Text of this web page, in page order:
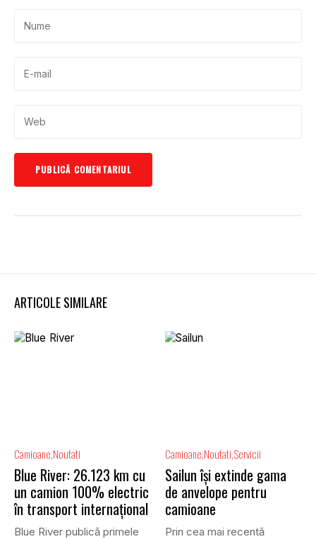
ARTICOLE SIMILARE
Camioane Noutati
Blue River: 26.123 km cu
un camion 100% electric
în transport internațional
Blue River publică primele
Camioane Noutati Servicii
Sailun își extinde gama
de anvelope pentru
camioane
Prin cea mai recentă